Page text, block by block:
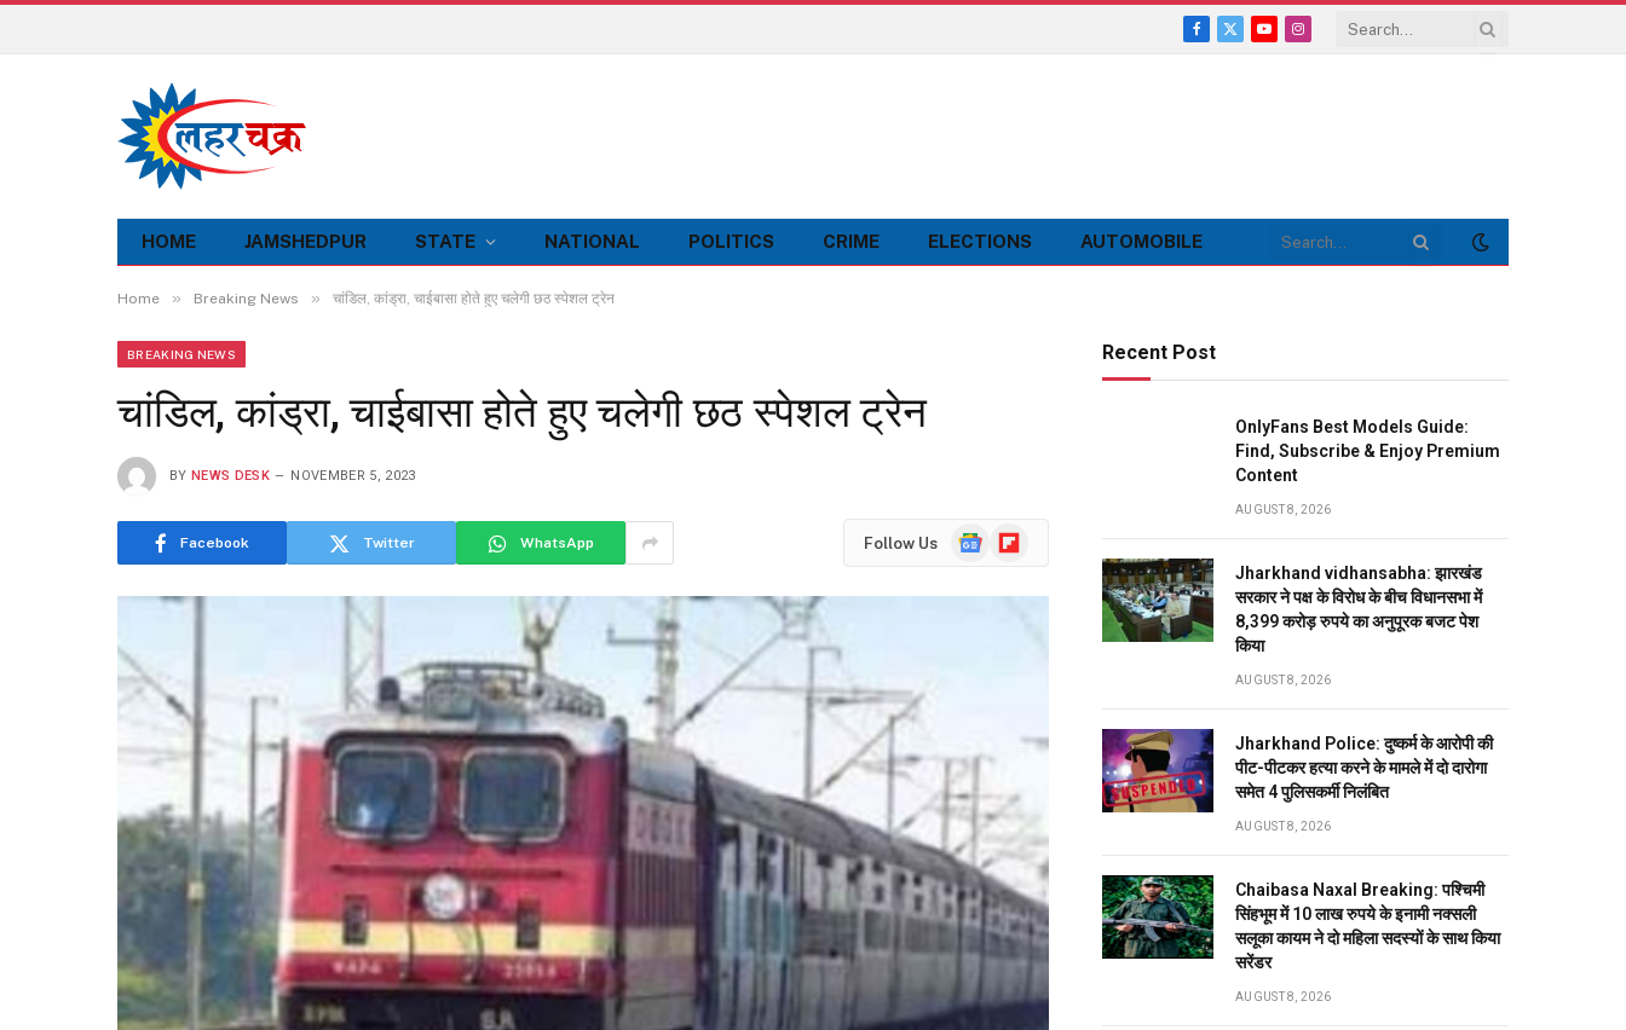
Facebook
X
YouTubeInstagram
HOME JAMSHEDPUR STATE NATIONAL POLITICS CRIME ELECTIONS AUTOMOBILE
Home » Breaking News » चांडिल, कांड्रा, चाईबासा होते हुए चलेगी छठ स्पेशल ट्रेन
BREAKING NEWS
चांडिल, कांड्रा, चाईबासा होते हुए चलेगी छठ स्पेशल ट्रेन
BY NEWS DESK NOVEMBER 5, 2023
Facebook Twitter WhatsApp Follow Us
GoogleFlipboard
Recent Post
OnlyFans Best Models Guide:
Find, Subscribe & Enjoy Premium
Content
AUGUST 8, 2026
Jharkhand vidhansabha: झारखंड
सरकार ने पक्ष के विरोध के बीच विधानसभा में
8,399 करोड़ रुपये का अनुपूरक बजट पेश
किया
AUGUST 8, 2026
Jharkhand Police: दुष्कर्म के आरोपी की
पीट-पीटकर हत्या करने के मामले में दो दारोगा
समेत 4 पुलिसकर्मी निलंबित
AUGUST 8, 2026
Chaibasa Naxal Breaking: पश्चिमी
सिंहभूम में 10 लाख रुपये के इनामी नक्सली
सलूका कायम ने दो महिला सदस्यों के साथ किया
सरेंडर
AUGUST 8, 2026